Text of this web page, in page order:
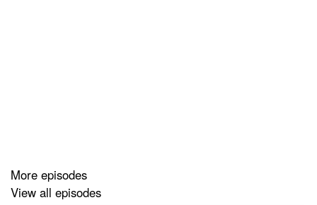
More episodes
View all episodes